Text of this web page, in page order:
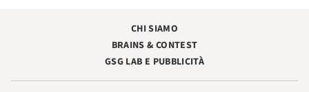
CHI SIAMO
BRAINS & CONTEST
GSG LAB E PUBBLICITÀ